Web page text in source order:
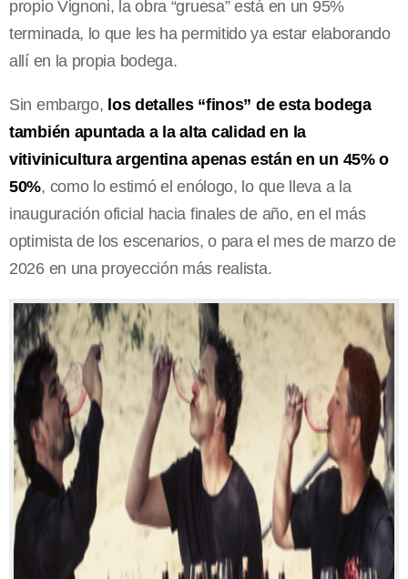
propio Vignoni, la obra “gruesa” está en un 95%
terminada, lo que les ha permitido ya estar elaborando
allí en la propia bodega.
Sin embargo, los detalles “finos” de esta bodega
también apuntada a la alta calidad en la
vitivinicultura argentina apenas están en un 45% o
50%, como lo estimó el enólogo, lo que lleva a la
inauguración oficial hacia finales de año, en el más
optimista de los escenarios, o para el mes de marzo de
2026 en una proyección más realista.